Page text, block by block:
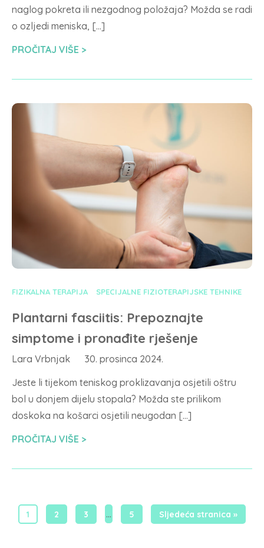
naglog pokreta ili nezgodnog položaja? Možda se radi
o ozljedi meniska, […]
PROČITAJ VIŠE
FIZIKALNA TERAPIJA SPECIJALNE FIZIOTERAPIJSKE TEHNIKE
Plantarni fasciitis: Prepoznajte
simptome i pronađite rješenje
Lara Vrbnjak
30. prosinca 2024.
Jeste li tijekom teniskog proklizavanja osjetili oštru
bol u donjem dijelu stopala? Možda ste prilikom
doskoka na košarci osjetili neugodan […]
PROČITAJ VIŠE
1 2 3 … 5 Sljedeća stranica »